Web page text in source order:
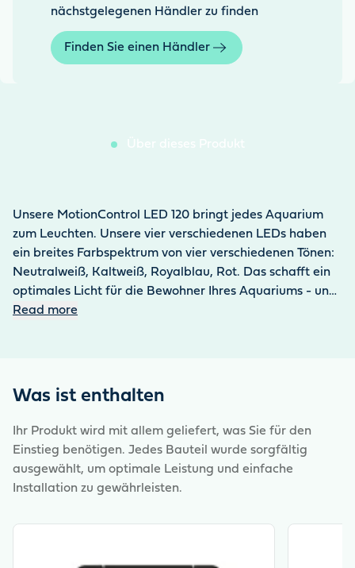
nächstgelegenen Händler zu finden
Finden Sie einen Händler
Über dieses Produkt
Unsere MotionControl LED 120 bringt jedes Aquarium
zum Leuchten. Unsere vier verschiedenen LEDs haben
ein breites Farbspektrum von vier verschiedenen Tönen:
Neutralweiß, Kaltweiß, Royalblau, Rot. Das schafft ein
optimales Licht für die Bewohner Ihres Aquariums - und
fördert das Wachstum der Pflanzen. Die Leuchten sind
Lichtstromtechnik. Die MotionControl LED 120 zeichnet
Energieeffizienz aus. Sie ist dauerhaft im Becken
einsetzbar und transportiert ein authentisches
Lichtgefühl für das gesunde Gleichgewicht aller
Bewohner des Aquariums. Durch den Aquarium
Read more
Was ist enthalten
Ihr Produkt wird mit allem geliefert, was Sie für den
Einstieg benötigen. Jedes Bauteil wurde sorgfältig
ausgewählt, um optimale Leistung und einfache
Installation zu gewährleisten.